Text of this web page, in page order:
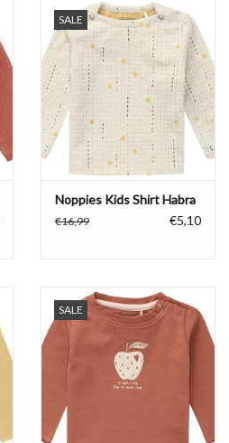
SALE
Noppies Kids Shirt Habra
€16,99 €5,10
SALE